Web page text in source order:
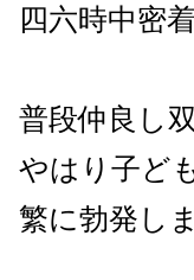
四六時中密
普段仲良し
やはり子ど
繁に勃発し